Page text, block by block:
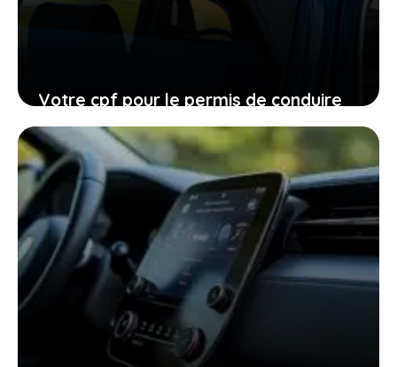
Votre cpf pour le permis de conduire
expire en 2026, ne laissez pas filer
cette ultime chance
27 janvier 2026